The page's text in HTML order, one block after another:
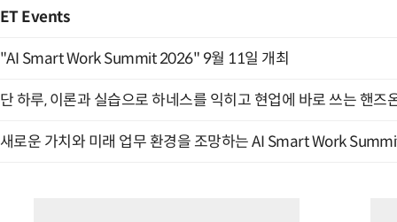
ET Events
"AI Smart Work Summit 2026" 9월 11일 개최
단 하루, 이론과 실습으로 하네스를 익히고 현업에 바로 쓰는 핸즈
새로운 가치와 미래 업무 환경을 조망하는 AI Smart Work